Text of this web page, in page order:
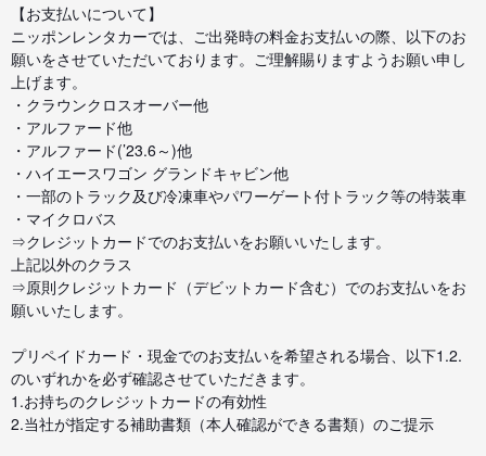
【お支払いについて】
ニッポンレンタカーでは、ご出発時の料金お支払いの際、以下のお
願いをさせていただいております。ご理解賜りますようお願い申し
上げます。
・クラウンクロスオーバー他
・アルファード他
・アルファード(’23.6～)他
・ハイエースワゴン グランドキャビン他
・一部のトラック及び冷凍車やパワーゲート付トラック等の特装車
・マイクロバス
⇒クレジットカードでのお支払いをお願いいたします。
上記以外のクラス
⇒原則クレジットカード（デビットカード含む）でのお支払いをお
願いいたします。
プリペイドカード・現金でのお支払いを希望される場合、以下1.2.
のいずれかを必ず確認させていただきます。
1.お持ちのクレジットカードの有効性
2.当社が指定する補助書類（本人確認ができる書類）のご提示